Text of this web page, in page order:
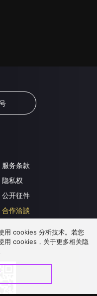
服务条款
隐私权
公开征件
合作洽談
用 cookies 分析技术。若您
用 cookies，关于更多相关隐